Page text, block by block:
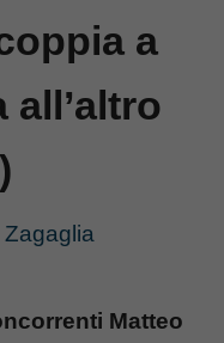
a
all’altro
Matteo